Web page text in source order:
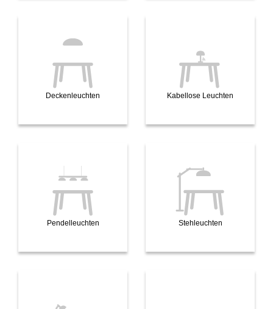
Deckenleuchten Kabellose Leuchten
Pendelleuchten Stehleuchten